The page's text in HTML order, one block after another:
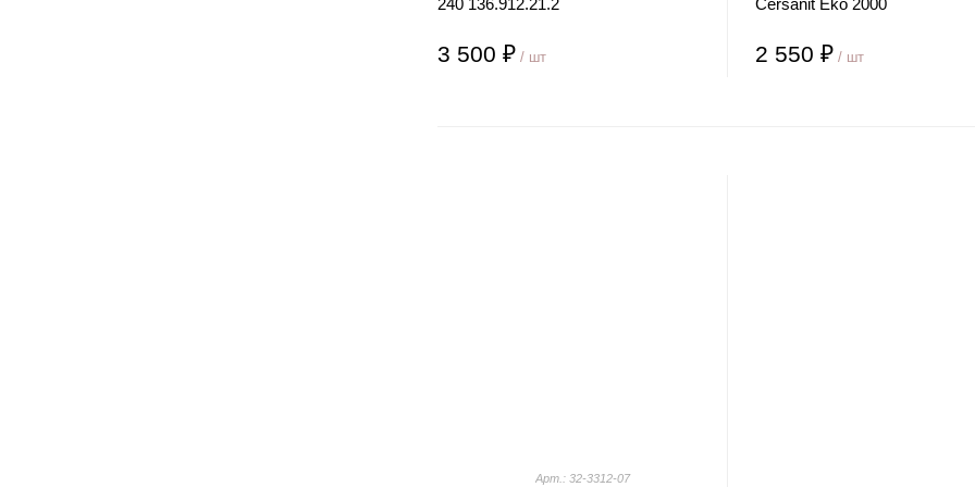
240 136.912.21.2
3 500 ₽ / шт
Cersanit Eko 2000
2 550 ₽/ шт
Арт.: 32-3312-07